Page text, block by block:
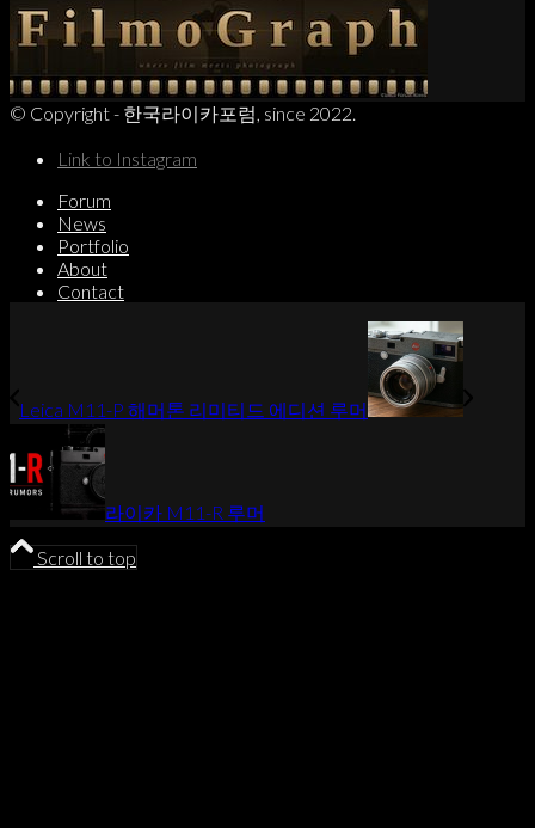
© Copyright - 한국라이카포럼, since 2022.
Link to Instagram
Forum
News
Portfolio
About
Contact
Leica M11-P 해머톤 리미티드 에디션 루머
라이카 M11-R 루머
Scroll to top